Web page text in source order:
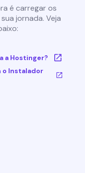
é carregar os
jornada. Veja
a Hostinger?
o Instalador